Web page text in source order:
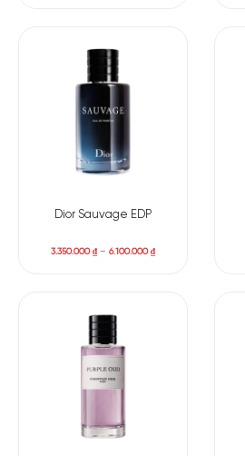
Dior Sauvage EDP
3.350.000₫– 6.100.000₫